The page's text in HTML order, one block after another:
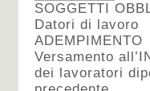
SOGGETTI
Datori di lavoro
ADEMPIMENTO
Versamento
dei lavoratori